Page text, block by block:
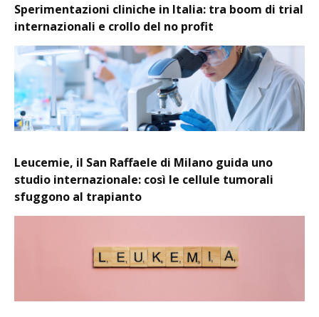
Sperimentazioni cliniche in Italia: tra boom di trial
internazionali e crollo del no profit
Leucemie, il San Raffaele di Milano guida uno
studio internazionale: così le cellule tumorali
sfuggono al trapianto